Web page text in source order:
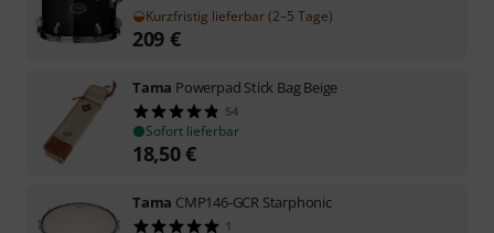
Kurzfristig lieferbar (2–5 Tage)
209 €
Tama Powerpad Stick Bag Beige
54
Sofort lieferbar
18,50€
Tama CMP146-GCR Starphonic
1